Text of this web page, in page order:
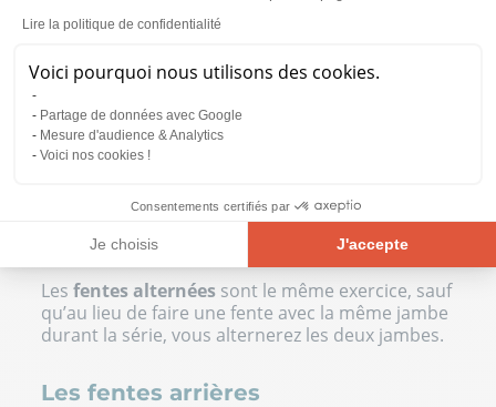
Lire la politique de confidentialité
Voici pourquoi nous utilisons des cookies.
Partage de données avec Google
Mesure d'audience & Analytics
Voici nos cookies !
Consentements certifiés par
Je choisis J'accepte
Axeptio consent
Plateforme de Gestion du Consentement : Personnalisez vos
Notre plateforme vous permet d'adapter et de gérer vos
additionnelle vous permettra d’augmenter
l'intensité et de solliciter davantage les muscles.
ainsi que la dépense des calories. Evitez de
augmentez les charges de manière progressive.
Commencez toujours avec les fentes au poids de
Les fentes alternées
Lesfentes alternées sont le même exercice, sauf
qu’au lieu de faire une fente avec la même jambe
durant la série, vous alternerez les deux jambes.
Les fentes arrières